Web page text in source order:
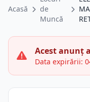
Acasă
de
Muncă
Acest anunț
Data expirării: